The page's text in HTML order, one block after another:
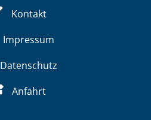
Kontakt
Impressum
Datenschutz
Anfahrt